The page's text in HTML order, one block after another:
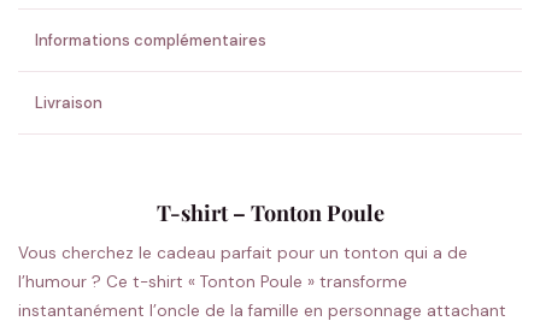
💚 Retour sous 24-48h🇫🇷 Flocage en France✅ Validation avant fabrication
Informations complémentaires
Livraison
T-shirt – Tonton Poule
Vous cherchez le cadeau parfait pour un tonton qui a de
l’humour ? Ce t-shirt « Tonton Poule » transforme
instantanément l’oncle de la famille en personnage attachant